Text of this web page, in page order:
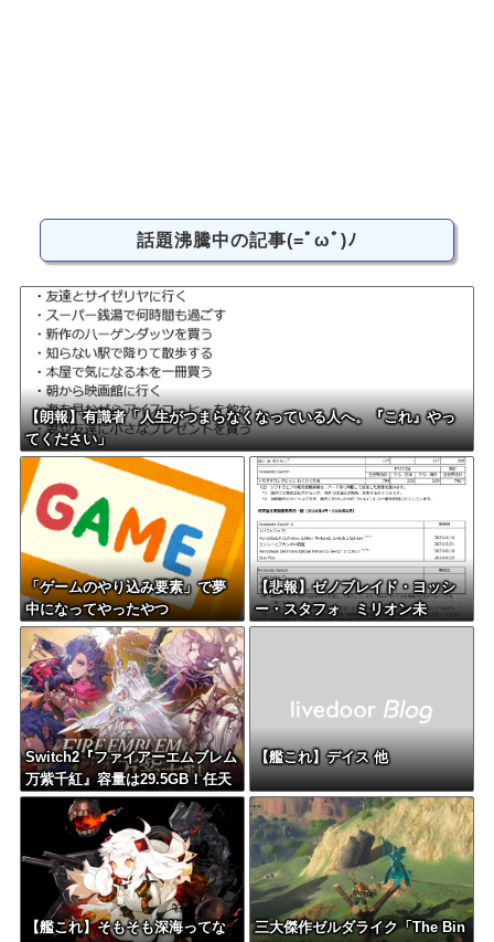
話題沸騰中の記事(=ﾟωﾟ)ﾉ
【朗報】有識者「人生がつまらなくなっている人へ。『これ』やっ
てください」
「ゲームのやり込み要素」で夢
中になってやったやつ
【悲報】ゼノブレイド・ヨッシ
ー・スタフォ ミリオン未
達・・・
Switch2『ファイアーエムブレム
万紫千紅』容量は29.5GB！任天
堂ゲーまでｽﾄﾚｰｼﾞ馬鹿食いで容
量圧迫堂に
【艦これ】デイス 他
【艦これ】そもそも深海ってな
三大傑作ゼルダライク「The Bin